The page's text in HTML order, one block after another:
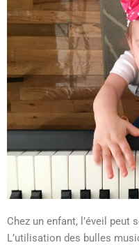
Chez un enfant, l’éveil peut
L’utilisation des bulles